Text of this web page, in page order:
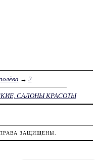
→ 2
САЛОНЫ КРАСОТЫ
ЗАЩИЩЕНЫ.